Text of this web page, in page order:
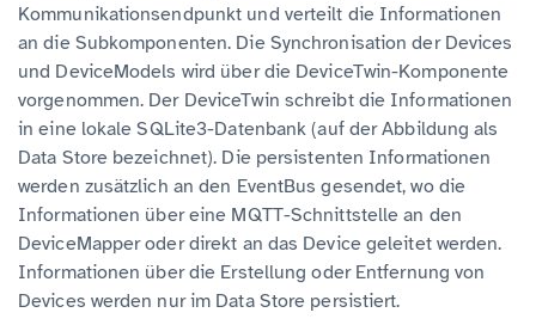
Kommunikationsendpunkt und verteilt die Informationen
an die Subkomponenten. Die Synchronisation der Devices
und DeviceModels wird über die DeviceTwin-Komponente
vorgenommen. Der DeviceTwin schreibt die Informationen
in eine lokale SQLite3-Datenbank (auf der Abbildung als
Data Store bezeichnet). Die persistenten Informationen
werden zusätzlich an den EventBus gesendet, wo die
Informationen über eine MQTT-Schnittstelle an den
DeviceMapper oder direkt an das Device geleitet werden.
Informationen über die Erstellung oder Entfernung von
Devices werden nur im Data Store persistiert.